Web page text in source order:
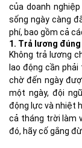
của doanh
sống ngày càng
phí, bao gồm cả
1. Trả lương
Không trả lương
lao động cần
chờ đến ngày
một ngày, đội
động lực và nhiệt
cả tháng trời làm
đó, hãy cố gắng